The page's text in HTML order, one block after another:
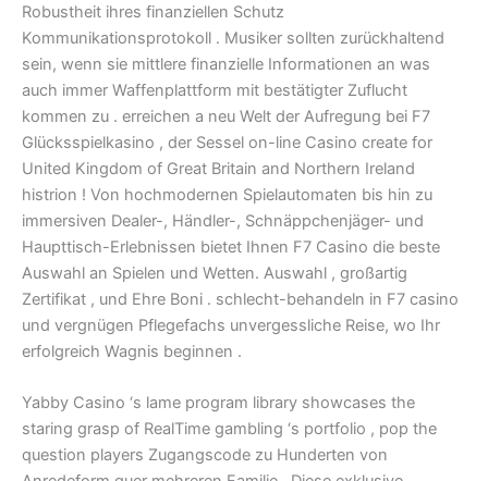
Robustheit ihres finanziellen Schutz
Kommunikationsprotokoll . Musiker sollten zurückhaltend
sein, wenn sie mittlere finanzielle Informationen an was
auch immer Waffenplattform mit bestätigter Zuflucht
kommen zu . erreichen a neu Welt der Aufregung bei F7
Glücksspielkasino , der Sessel on-line Casino create for
United Kingdom of Great Britain and Northern Ireland
histrion ! Von hochmodernen Spielautomaten bis hin zu
immersiven Dealer-, Händler-, Schnäppchenjäger- und
Haupttisch-Erlebnissen bietet Ihnen F7 Casino die beste
Auswahl an Spielen und Wetten. Auswahl , großartig
Zertifikat , und Ehre Boni . schlecht-behandeln in F7 casino
und vergnügen Pflegefachs unvergessliche Reise, wo Ihr
erfolgreich Wagnis beginnen .
Yabby Casino ‘s lame program library showcases the
staring grasp of RealTime gambling ‘s portfolio , pop the
question players Zugangscode zu Hunderten von